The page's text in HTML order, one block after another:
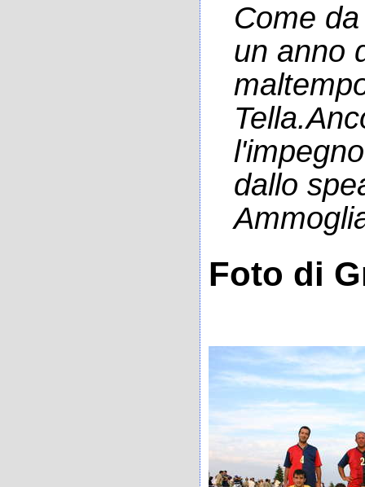
Come
un anno
dallo
Foto di